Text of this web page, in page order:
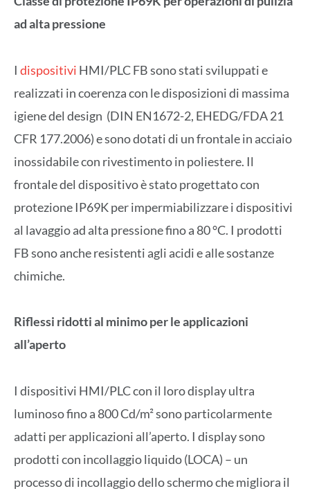
ad alta pressione
I dispositivi HMI/PLC FB sono stati sviluppati e
realizzati in coerenza con le disposizioni di massima
igiene del design (DIN EN1672-2, EHEDG/FDA 21
CFR 177.2006) e sono dotati di un frontale in acciaio
inossidabile con rivestimento in poliestere. Il
frontale del dispositivo è stato progettato con
protezione IP69K per impermiabilizzare i dispositivi
al lavaggio ad alta pressione fino a 80 °C. I prodotti
FB sono anche resistenti agli acidi e alle sostanze
chimiche.
Riflessi ridotti al minimo per le applicazioni
all’aperto
I dispositivi HMI/PLC con il loro display ultra
luminoso fino a 800 Cd/m² sono particolarmente
adatti per applicazioni all’aperto. I display sono
prodotti con incollaggio liquido (LOCA) – un
processo di incollaggio dello schermo che migliora il